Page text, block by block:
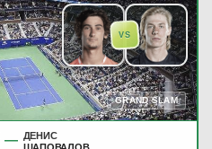
VS
GRAND SLAM
— ДЕНИС